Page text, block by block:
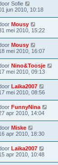
Sofie
jun 2010, 10:18
Mousy
mei 2010, 15:22
Mousy
mei 2010, 16:07
Nino&Toosje
mei 2010, 09:13
Laika2007
mei 2010, 08:56
FunnyNina
apr 2010, 14:04
Miske
apr 2010, 18:30
Laika2007
apr 2010, 10:48